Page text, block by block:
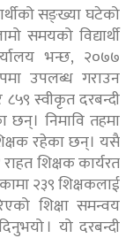
सङ्ख्या घटेको
समयको विद्यार्थी
भन्छ, २०७७
उपलब्ध गराउन
स्वीकृत दरबन्दी
छन्। निमावि तहमा
रहेका छन्। यसै
शिक्षक कार्यरत
२३९ शिक्षकलाई
शिक्षा समन्वय
। यो दरबन्दी